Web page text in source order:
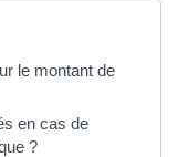
le montant de
en cas de
?